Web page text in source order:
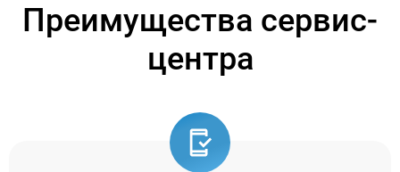
Преимущества сервис-
центра